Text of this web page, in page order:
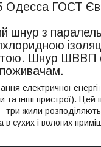
ГОСТ
шнур з
Шнур ШВВП
електричної
та інші пристрої).
три жили
в сухих і вологих